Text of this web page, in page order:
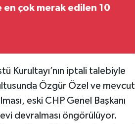
en çok merak edilen 10
Kurultayı’nın iptali talebiyle
Özgür Özel ve mevcut
eski CHP Genel Başkanı
devralması öngörülüyor.